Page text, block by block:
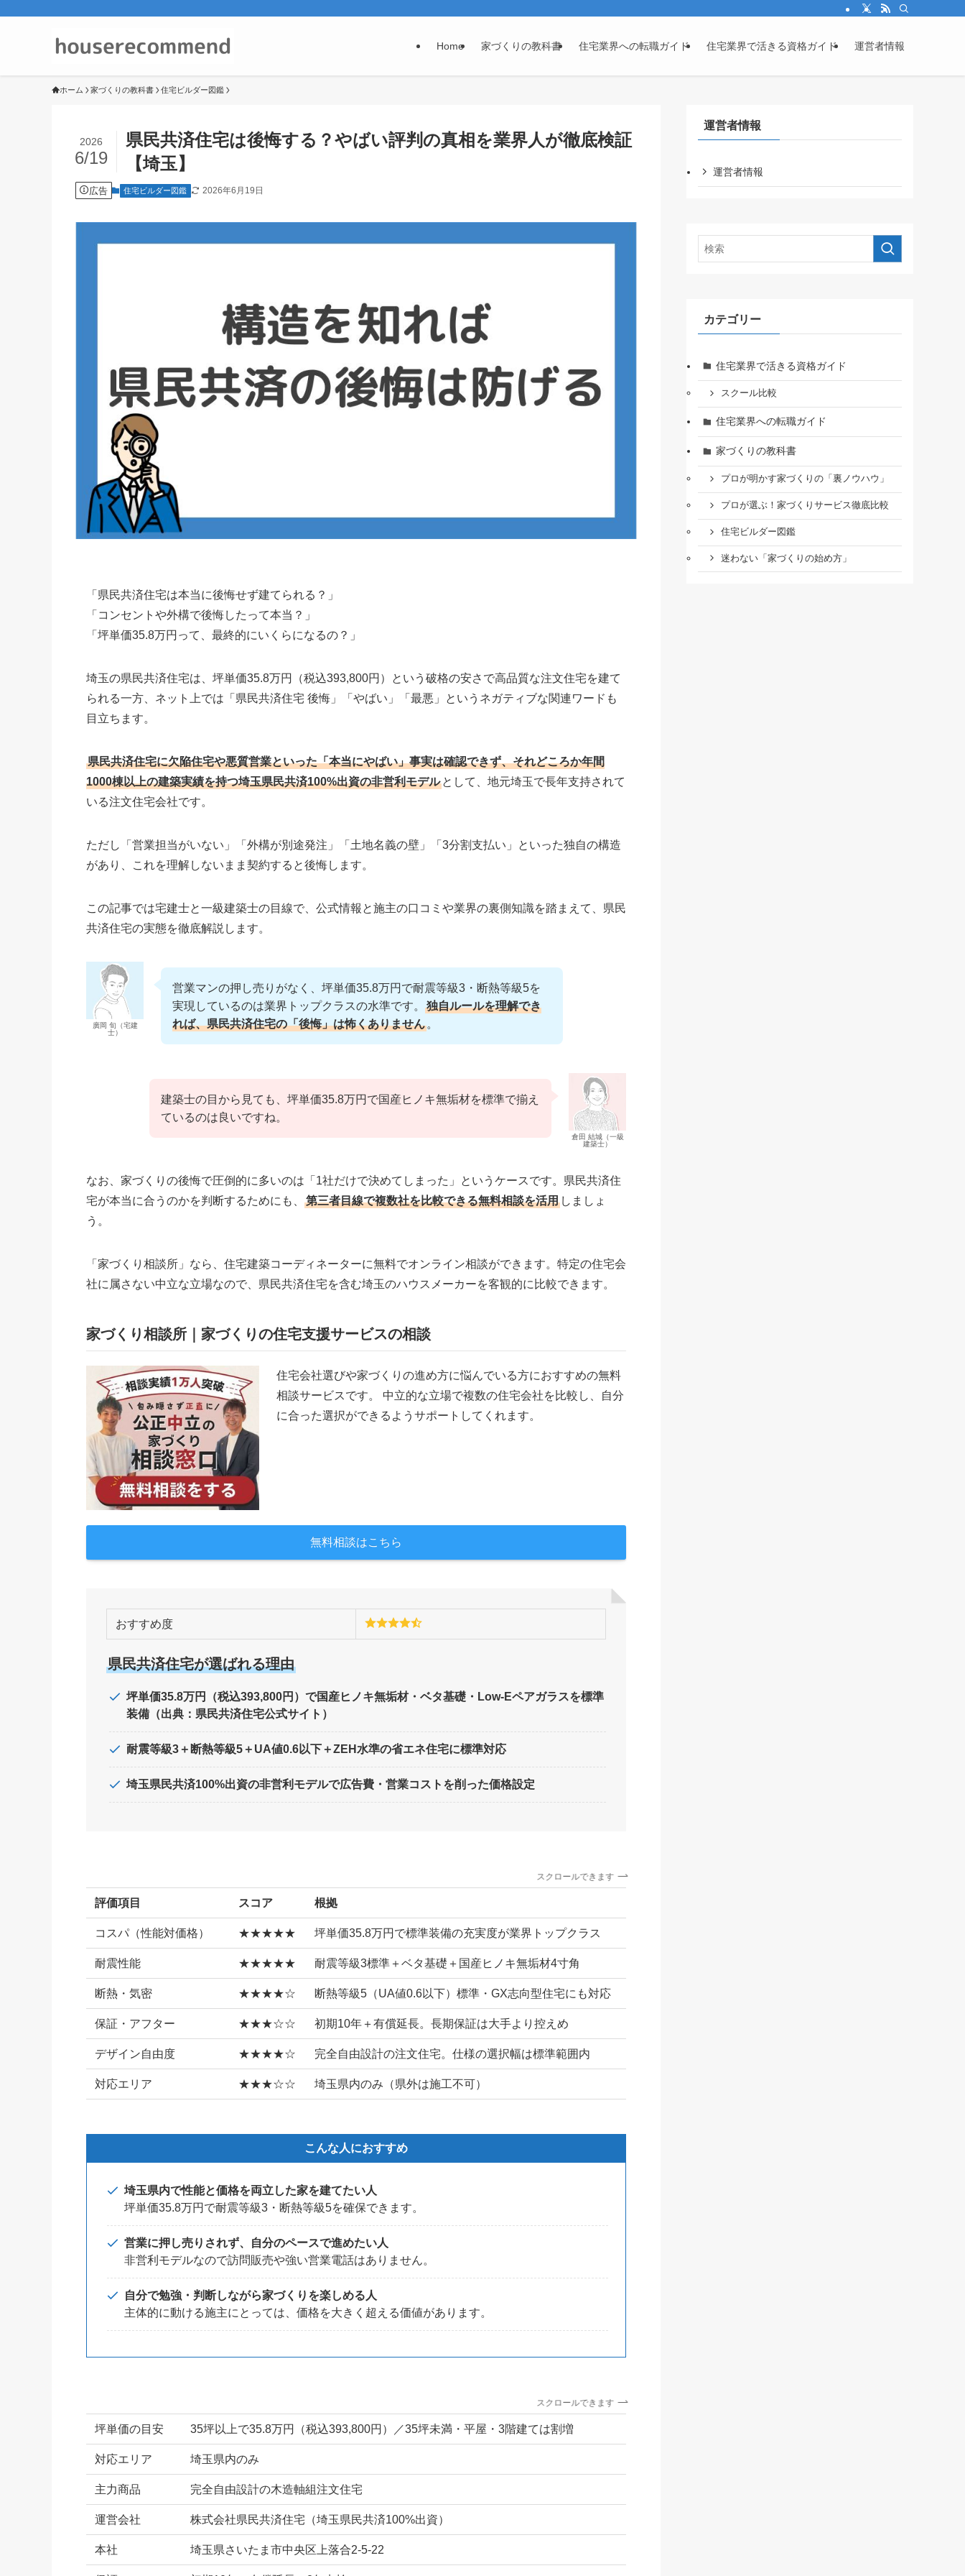
Home 家づくりの教科書 住宅業界への転職ガイド 住宅業界で活きる資格ガイド 運営者情報
ホーム 家づくりの教科書 住宅ビルダー図鑑
県民共済住宅は後悔する？やばい評判の真相を業界人が徹底検証
【埼玉】
2026
6/19
広告 住宅ビルダー図鑑 2026年6月19日
「県民共済住宅は本当に後悔せず建てられる？」
「コンセントや外構で後悔したって本当？」
「坪単価35.8万円って、最終的にいくらになるの？」
埼玉の県民共済住宅は、坪単価35.8万円（税込393,800円）という破格の安さで高品質な注文住宅を建て
られる一方、ネット上では「県民共済住宅 後悔」「やばい」「最悪」というネガティブな関連ワードも
目立ちます。
県民共済住宅に欠陥住宅や悪質営業といった「本当にやばい」事実は確認できず、それどころか年間
1000棟以上の建築実績を持つ埼玉県民共済100%出資の非営利モデル として、地元埼玉で長年支持されて
いる注文住宅会社です。
ただし「営業担当がいない」「外構が別途発注」「土地名義の壁」「3分割支払い」といった独自の構造
があり、これを理解しないまま契約すると後悔します。
この記事では宅建士と一級建築士の目線で、公式情報と施主の口コミや業界の裏側知識を踏まえて、県民
共済住宅の実態を徹底解説します。
廣岡 旬（宅建
士）
営業マンの押し売りがなく、坪単価35.8万円で耐震等級3・断熱等級5を
実現しているのは業界トップクラスの水準です。
独自ルールを理解でき
れば、県民共済住宅の「後悔」は怖くありません 。
倉田 結城（一級
建築士）
建築士の目から見ても、坪単価35.8万円で国産ヒノキ無垢材を標準で揃え
ているのは良いですね。
なお、家づくりの後悔で圧倒的に多いのは「1社だけで決めてしまった」というケースです。県民共済住
宅が本当に合うのかを判断するためにも、
第三者目線で複数社を比較できる無料相談を活用 しましょ
う。
「家づくり相談所」なら、住宅建築コーディネーターに無料でオンライン相談ができます。特定の住宅会
社に属さない中立な立場なので、県民共済住宅を含む埼玉のハウスメーカーを客観的に比較できます。
家づくり相談所｜家づくりの住宅支援サービスの相談
住宅会社選びや家づくりの進め方に悩んでいる方におすすめの無料
相談サービスです。 中立的な立場で複数の住宅会社を比較し、自分
に合った選択ができるようサポートしてくれます。
無料相談はこちら
おすすめ度
県民共済住宅が選ばれる理由
坪単価35.8万円（税込393,800円）で国産ヒノキ無垢材・ベタ基礎・Low-Eペアガラスを標準
装備（出典：県民共済住宅公式サイト）
耐震等級3＋断熱等級5＋UA値0.6以下＋ZEH水準の省エネ住宅に標準対応
埼玉県民共済100%出資の非営利モデルで広告費・営業コストを削った価格設定
スクロールできます
評価項目 スコア 根拠
コスパ（性能対価格） ★★★★★ 坪単価35.8万円で標準装備の充実度が業界トップクラス
耐震性能 ★★★★★ 耐震等級3標準＋ベタ基礎＋国産ヒノキ無垢材4寸角
断熱・気密 ★★★★☆ 断熱等級5（UA値0.6以下）標準・GX志向型住宅にも対応
保証・アフター ★★★☆☆ 初期10年＋有償延長。長期保証は大手より控えめ
デザイン自由度 ★★★★☆ 完全自由設計の注文住宅。仕様の選択幅は標準範囲内
対応エリア ★★★☆☆ 埼玉県内のみ（県外は施工不可）
こんな人におすすめ
埼玉県内で性能と価格を両立した家を建てたい人
坪単価35.8万円で耐震等級3・断熱等級5を確保できます。
営業に押し売りされず、自分のペースで進めたい人
非営利モデルなので訪問販売や強い営業電話はありません。
自分で勉強・判断しながら家づくりを楽しめる人
主体的に動ける施主にとっては、価格を大きく超える価値があります。
スクロールできます
坪単価の目安 35坪以上で35.8万円（税込393,800円）／35坪未満・平屋・3階建ては割増
対応エリア 埼玉県内のみ
主力商品 完全自由設計の木造軸組注文住宅
運営会社 株式会社県民共済住宅（埼玉県民共済100%出資）
本社 埼玉県さいたま市中央区上落合2-5-22
運営者情報
運営者情報
カテゴリー
住宅業界で活きる資格ガイド
スクール比較
住宅業界への転職ガイド
家づくりの教科書
プロが明かす家づくりの「裏ノウハウ」
プロが選ぶ！家づくりサービス徹底比較
住宅ビルダー図鑑
迷わない「家づくりの始め方」